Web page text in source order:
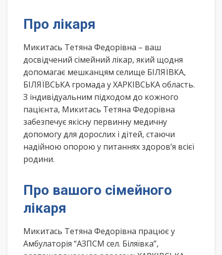
Про лікаря
Микитась Тетяна Федорівна – ваш
досвідчений сімейний лікар, який щодня
допомагає мешканцям селище БІЛЯЇВКА,
БІЛЯЇВСЬКА громада у ХАРКІВСЬКА область.
З індивідуальним підходом до кожного
пацієнта, Микитась Тетяна Федорівна
забезпечує якісну первинну медичну
допомогу для дорослих і дітей, стаючи
надійною опорою у питаннях здоров’я всієї
родини.
Про вашого сімейного
лікаря
Микитась Тетяна Федорівна працює у
Амбулаторія “АЗПСМ сел. Біляївка”,